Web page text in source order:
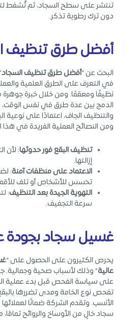
تنتشر على سطح السجاد، ثم تُشفط
دون ترك رطوبة تذكر.
أفضل طرق تنظيف
البحث عن “أفضل طرق تنظيف السجاد
في التعرف على الطرق العلمية
نظيفًا ومعقمًا. ومن خلال خبرة جوهرة
الدمج بين عدة طرق في نفس الوقت،
والتنظيف الجاف، اعتمادًا على نوعية
ومن النصائح العملية الفريدة في هذا
تنظيف البقع فور حدوثها: لأن
إزالتها.
الاعتماد على منظفات آمنة:
تحسس للأشخاص أو تلف
التهوية الجيدة بعد التنظيف:
سرعة التجفيف.
غسيل سجاد بجودة
يحرص الكثيرون على الحصول على “
عالية” وذلك لأسباب صحية وجمالية.
على سياسة الفحص قبل بدء عملية
تفحص نوع الخامة ومدى تضررها
الأنسب. وتقدم الشركة ضمانًا
سجاد خالٍ من الأوساخ والروائح تمامًا،